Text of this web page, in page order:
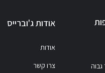
אודות ג'וברייס
אודות
צרו קשר